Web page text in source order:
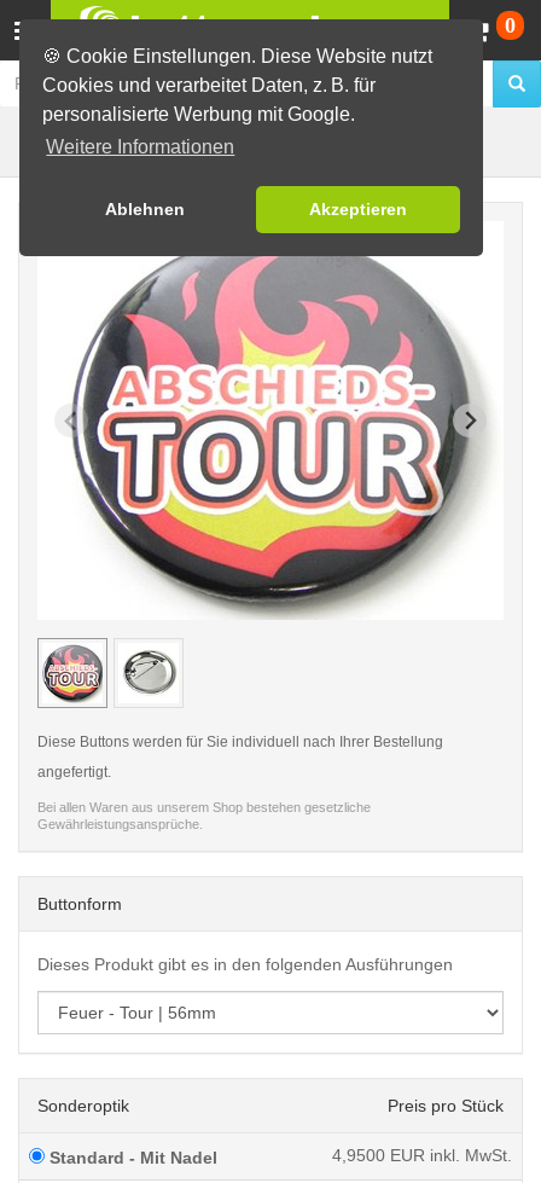
🍪 Cookie Einstellungen. Diese Website nutzt
Cookies und verarbeitet Daten, z. B. für
personalisierte Werbung mit Google.
Weitere Informationen
Ablehnen Akzeptieren
0
Fertig-Sortiment JGA / Hochzeit
< /picture>
Diese Buttons werden für Sie individuell nach Ihrer Bestellung
angefertigt.
Bei allen Waren aus unserem Shop bestehen gesetzliche
Gewährleistungsansprüche.
Buttonform
Dieses Produkt gibt es in den folgenden Ausführungen
Sonderoptik Preis pro Stück
Standard - Mit Nadel 4,9500 EUR inkl. MwSt.